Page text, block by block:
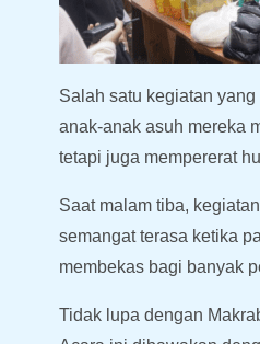
Salah satu kegiatan
anak-anak asuh mereka
tetapi juga mempererat
Saat malam tiba,
semangat terasa ketika
membekas bagi banyak
Tidak lupa dengan